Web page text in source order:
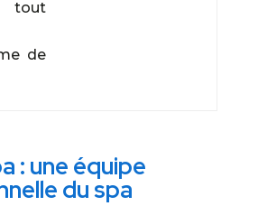
de
: une équipe
du spa